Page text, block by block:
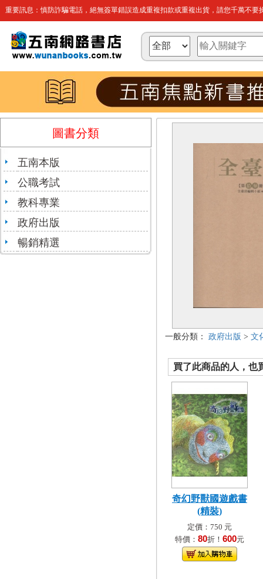
重要訊息：慎防詐騙電話，絕無簽單錯誤造成重複扣款或重複出貨，請您千萬不要
圖書分類
五南本版
公職考試
教科專業
政府出版
暢銷精選
一般分類： 政府出版 > 文
買了此商品的人，也
奇幻野獸國遊戲書
(精裝)
定價：750 元
特價： 80折！ 600元